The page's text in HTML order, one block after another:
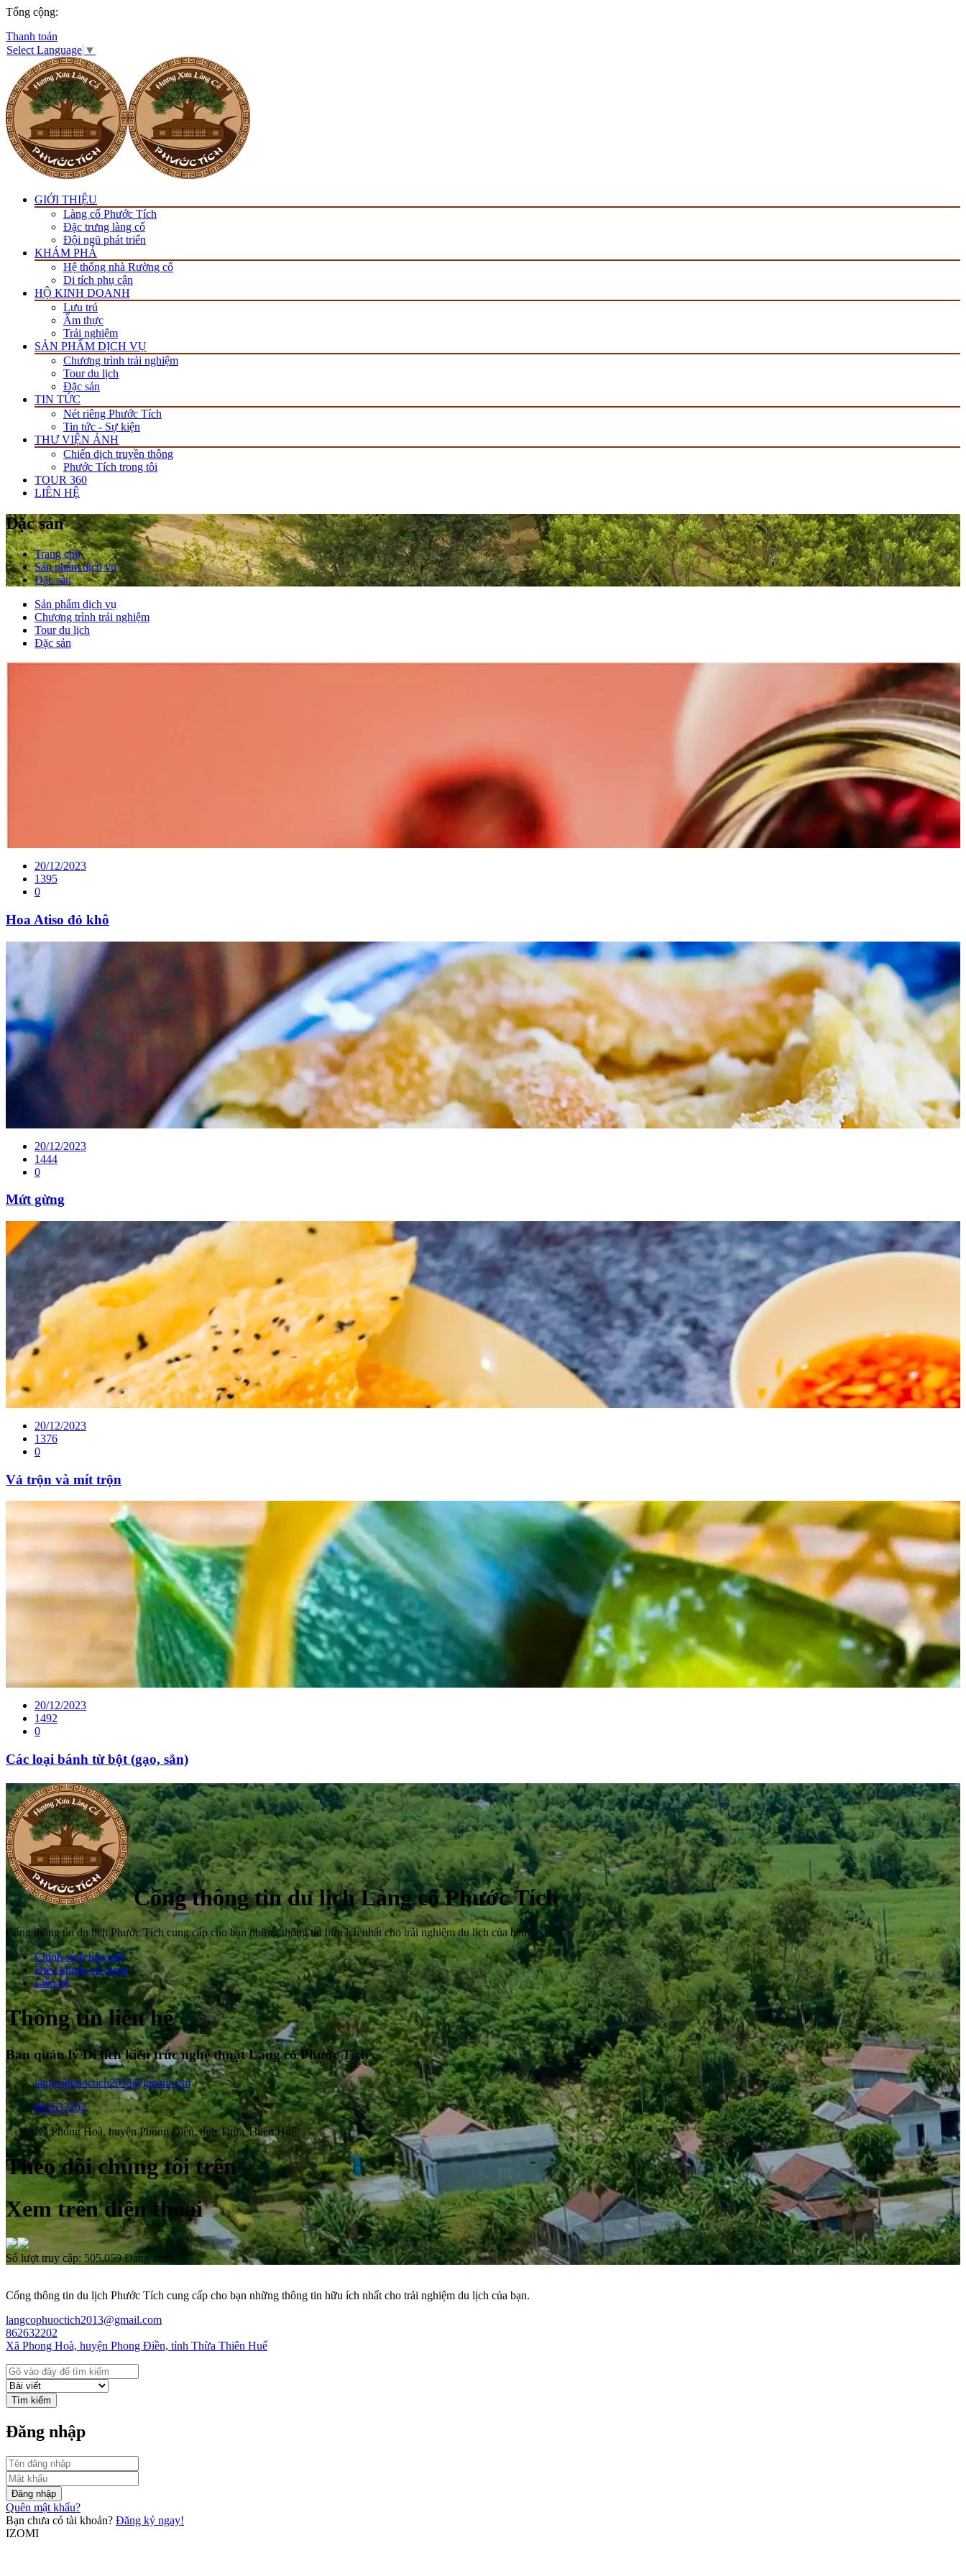
Tổng cộng:
Thanh toán
Select Language ▼
GIỚI THIỆU
Làng cổ Phước Tích
Đặc trưng làng cổ
Đội ngũ phát triển
KHÁM PHÁ
Hệ thống nhà Rường cổ
Di tích phụ cận
HỘ KINH DOANH
Lưu trú
Ẩm thực
Trải nghiệm
SẢN PHẨM DỊCH VỤ
Chương trình trải nghiệm
Tour du lịch
Đặc sản
TIN TỨC
Nét riêng Phước Tích
Tin tức - Sự kiện
THƯ VIỆN ẢNH
Chiến dịch truyền thông
Phước Tích trong tôi
TOUR 360
LIÊN HỆ
Đặc sản
Trang chủ
Sản phẩm dịch vụ
Đặc sản
Sản phẩm dịch vụ
Chương trình trải nghiệm
Tour du lịch
Đặc sản
20/12/2023
1395
0
Hoa Atiso đỏ khô
20/12/2023
1444
0
Mứt gừng
20/12/2023
1376
0
Vả trộn và mít trộn
20/12/2023
1492
0
Các loại bánh từ bột (gạo, sắn)
Cổng thông tin du lịch Làng cổ Phước Tích
Cổng thông tin du lịch Phước Tích cung cấp cho bạn những thông tin hữu ích nhất cho trải nghiệm du lịch của bạn.
Chính sách bảo mật
Điều khoản sử dụng
Liên hệ
Thông tin liên hệ
Ban quản lý Di tích kiến trúc nghệ thuật Làng cổ Phước Tích
langcophuoctich2013@gmail.com
862632202
Xã Phong Hoà, huyện Phong Điền, tỉnh Thừa Thiên Huế
Theo dõi chúng tôi trên
Xem trên điện thoại
Số lượt truy cập: 505,059Đang xem:
Cổng thông tin du lịch Phước Tích cung cấp cho bạn những thông tin hữu ích nhất cho trải nghiệm du lịch của bạn.
langcophuoctich2013@gmail.com
862632202
Xã Phong Hoà, huyện Phong Điền, tỉnh Thừa Thiên Huế
Tìm kiếm
Đăng nhập
Đăng nhập
Quên mật khẩu?
Bạn chưa có tài khoản? Đăng ký ngay!
IZOMI